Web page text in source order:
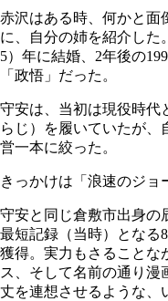
赤沢はある時、何かと面
に、自分の姉を紹介した
5）年に結婚、2年後の
「政悟」だった。
守安は、当初は現役時代
らじ）を履いていたが、
営一本に絞った。
きっかけは「浪速のジョ
守安と同じ倉敷市出身の
最短記録（当時）となる
獲得。実力もさることな
ス、そして名前の通り漫
丈を連想させるような、